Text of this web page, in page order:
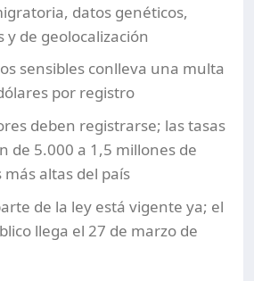
datos genéticos,
y de geolocalización
sensibles conlleva una multa
por registro
deben registrarse; las tasas
de 5.000 a 1,5 millones de
más altas del país
de la ley está vigente ya; el
llega el 27 de marzo de